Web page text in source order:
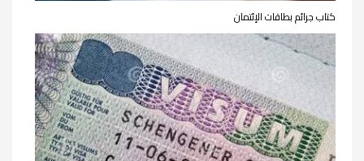
كتاب جرائم بطاقات الإئتمان